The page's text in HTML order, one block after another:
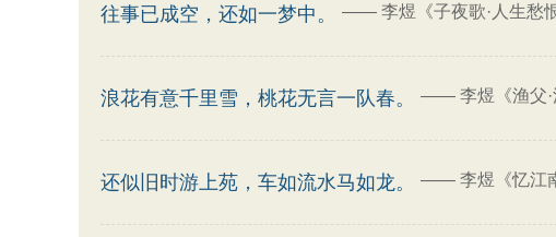
往事已成空，还如一梦中。 —— 李煜《子夜歌·人生愁
浪花有意千里雪，桃花无言一队春。 —— 李煜《渔父
还似旧时游上苑，车如流水马如龙。 —— 李煜《忆江